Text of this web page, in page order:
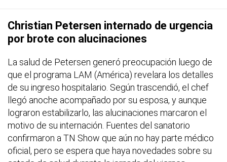
Christian Petersen internado de urgencia
por brote con alucinaciones
La salud de Petersen generó preocupación luego de
que el programa LAM (América) revelara los detalles
de su ingreso hospitalario. Según trascendió, el chef
llegó anoche acompañado por su esposa, y aunque
lograron estabilizarlo, las alucinaciones marcaron el
motivo de su internación. Fuentes del sanatorio
confirmaron a TN Show que aún no hay parte médico
oficial, pero se espera que haya novedades sobre su